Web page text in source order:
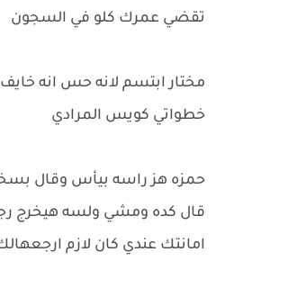
تقضي عمرك كلو في السجون
مختار ابتسم لانه حس انه
خطواتي كويس المرادي
حمزه هز راسه بيأس وقال
قال كده ومشي ولسه هيخرج
امانتك عندي كان لازم